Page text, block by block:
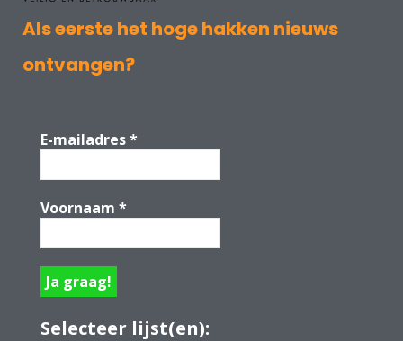
Als eerste het hoge hakken nieuws
ontvangen?
E-mailadres*
Voornaam *
Selecteer lijst(en):